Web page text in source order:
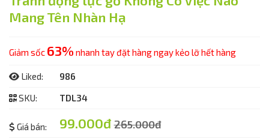
Mang Tên Nhàn Hạ
Giảm sốc 63% nhanh tay đặt hàng ngay kẻo lỡ hết hàng
Liked: 986
SKU: TDL34
Giá bán: 99.000đ265.000đ